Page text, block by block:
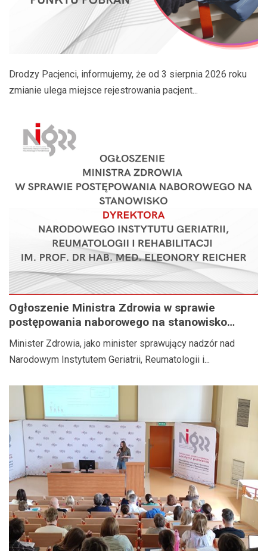
Drodzy Pacjenci, informujemy, że od 3 sierpnia 2026 roku
zmianie ulega miejsce rejestrowania pacjent...
Ogłoszenie Ministra Zdrowia w sprawie
postępowania naborowego na stanowisko
Dyrektora Narodowego Instytutu Geriatrii,
Reumatologii i Rehabilitacji im. prof. dr hab.
med. Eleonory Reicher
Minister Zdrowia, jako minister sprawujący nadzór nad
Narodowym Instytutem Geriatrii, Reumatologii i...